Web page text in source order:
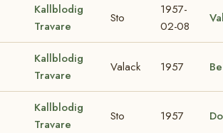
Kallblodig
Travare
Sto
1957-
02-08
Kallblodig
Travare
Valack 1957
Kallblodig
Travare
Sto 1957